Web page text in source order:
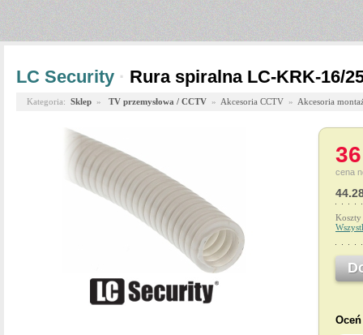
LC Security · Rura spiralna LC-KRK-16/
Kategoria: Sklep » TV przemysłowa / CCTV » Akcesoria CCTV » Akcesoria
cena